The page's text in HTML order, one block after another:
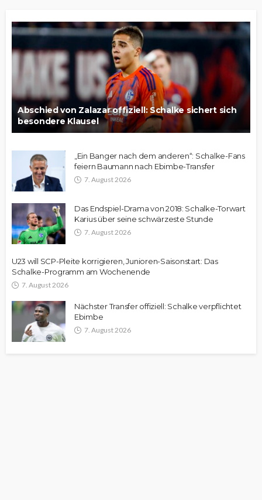
Abschied von Zalazar offiziell: Schalke sichert sich
besondere Klausel
„Ein Banger nach dem anderen“: Schalke-Fans
feiern Baumann nach Ebimbe-Transfer
7. August 2026
Das Endspiel-Drama von 2018: Schalke-Torwart
Karius über seine schwärzeste Stunde
7. August 2026
U23 will SCP-Pleite korrigieren, Junioren-Saisonstart: Das
Schalke-Programm am Wochenende
7. August 2026
Nächster Transfer offiziell: Schalke verpflichtet
Ebimbe
7. August 2026